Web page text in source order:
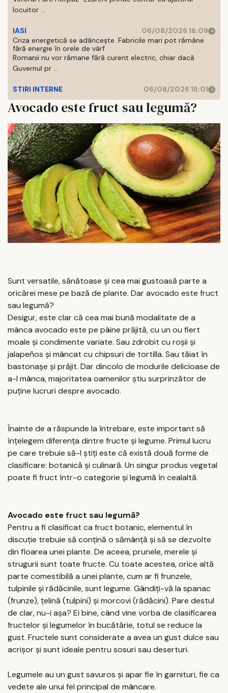
locuitor ...
IASI
06/08/2026 16:09
Criza energetică se adâncește. Fabricile mari pot rămâne
fără energie în orele de vârf
Romanii nu vor rămane fără curent electric, chiar dacă
Guvernul pr ...
STIRI INTERNE 06/08/2026 16:01
Avocado este fruct sau legumă?
Sunt versatile, sănătoase și cea mai gustoasă parte a
oricărei mese pe bază de plante. Dar avocado este fruct
sau legumă?
Desigur, este clar că cea mai bună modalitate de a
mânca avocado este pe pâine prăjită, cu un ou fiert
moale și condimente variate. Sau zdrobit cu roșii și
jalapeños și mâncat cu chipsuri de tortilla. Sau tăiat în
bastonașe și prăjit. Dar dincolo de modurile delicioase de
a-l mânca, majoritatea oamenilor știu surprinzător de
puține lucruri despre avocado.
Înainte de a răspunde la întrebare, este important să
înțelegem diferența dintre fructe și legume. Primul lucru
pe care trebuie să-l știți este că există două forme de
clasificare: botanică și culinară. Un singur produs vegetal
poate fi fruct într-o categorie și legumă în cealaltă.
Avocado este fruct sau legumă?
Pentru a fi clasificat ca fruct botanic, elementul în
discuție trebuie să conțină o sămânță și să se dezvolte
din floarea unei plante. De aceea, prunele, merele și
strugurii sunt toate fructe. Cu toate acestea, orice altă
parte comestibilă a unei plante, cum ar fi frunzele,
tulpinile și rădăcinile, sunt legume. Gândiți-vă la spanac
(frunze), țelină (tulpini) și morcovi (rădăcini). Pare destul
de clar, nu-i așa? Ei bine, când vine vorba de clasificarea
fructelor și legumelor în bucătărie, totul se reduce la
gust. Fructele sunt considerate a avea un gust dulce sau
acrișor și sunt ideale pentru sosuri sau deserturi.
Legumele au un gust savuros și apar fie în garnituri, fie ca
vedete ale unui fel principal de mâncare.